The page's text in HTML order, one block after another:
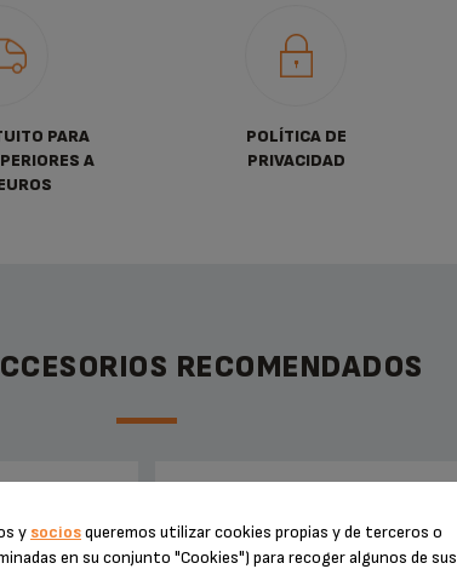
PARA
A
POLÍTICA DE
PRIVACIDAD
RECOMENDADOS
y sociosqueremos utilizar cookies propias y de terceros o
en su conjunto "Cookies") para recoger algunos de sus